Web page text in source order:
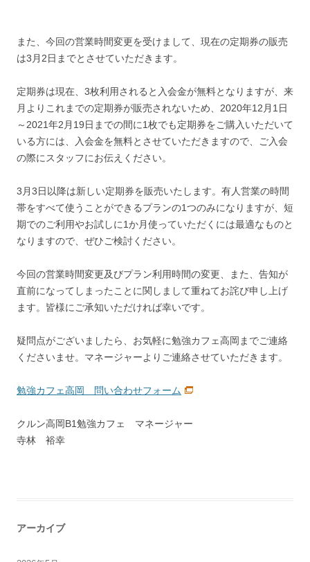
また、今回の営業時間変更を受けまして、現在の定期券の販売
は3月2日までとさせていただきます。
定期券は現在、3枚利用されると入会金が無料となりますが、来
月よりこれまでの定期券が販売されないため、2020年12月1日
～2021年2月19日までの間に1枚でも定期券をご購入いただいて
いる方には、入会金を無料とさせていただきますので、ご入会
の際にスタッフにお伝えください。
3月3日以降は新しい定期券を販売いたします。有人営業の時間
帯をすべて使うことができるプランの1つのみになりますが、短
期でのご利用やお試しに1か月使っていただくには最適なものと
なりますので、ぜひご検討ください。
今回の営業時間変更及びプラン利用時間の変更、また、告知が
直前になってしまったことに関しまして重ねてお詫び申し上げ
ます。皆様にご承知いただければ幸いです。
疑問点がございましたら、お気軽に勉強カフェ高岡までご連絡
くださいませ。マネージャーよりご連絡させていただきます。
勉強カフェ高岡＿問い合わせフォーム
クルン高岡B1勉強カフェ マネージャー
寺林 裕幸
アーカイブ